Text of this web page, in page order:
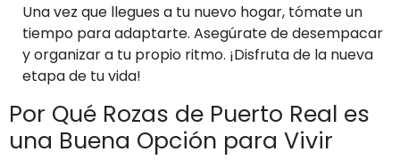
Una vez que llegues a tu nuevo hogar, tómate un
tiempo para adaptarte. Asegúrate de desempacar
y organizar a tu propio ritmo. ¡Disfruta de la nueva
etapa de tu vida!
Por Qué Rozas de Puerto Real es
una Buena Opción para Vivir